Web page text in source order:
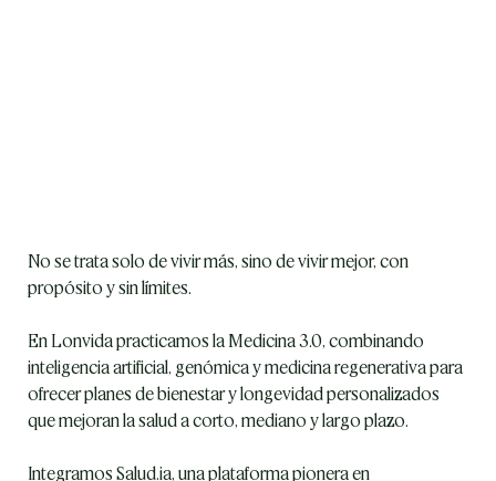
No se trata solo de vivir más, sino de vivir mejor, con
propósito y sin límites.
En Lonvida practicamos la Medicina 3.0, combinando
inteligencia artificial, genómica y medicina regenerativa para
ofrecer planes de bienestar y longevidad personalizados
que mejoran la salud a corto, mediano y largo plazo.
Integramos Salud.ia, una plataforma pionera en